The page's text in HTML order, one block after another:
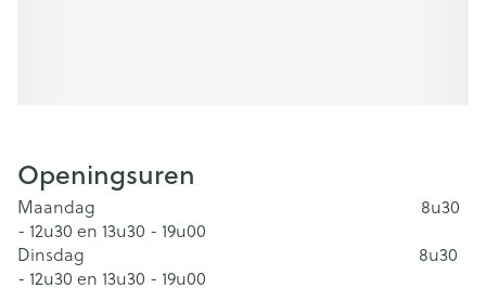
Openingsuren
Maandag 8u30
- 12u30 en 13u30 - 19u00
Dinsdag 8u30
- 12u30 en 13u30 - 19u00